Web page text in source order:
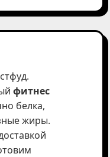
фитнес
белка,
жиры.